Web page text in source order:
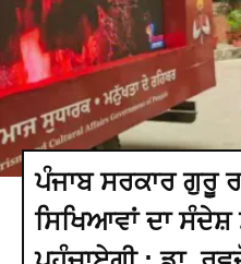
ਪੰਜਾਬ ਸਰਕਾਰ ਗੁਰੂ
ਸਿਖਿਆਵਾਂ ਦਾ